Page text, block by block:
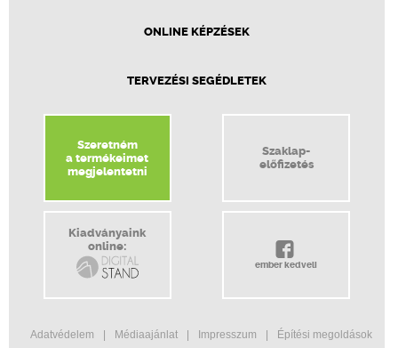
ONLINE KÉPZÉSEK
TERVEZÉSI SEGÉDLETEK
Szeretném
a termékeimet
megjelentetni
Szaklap-
előfizetés
Kiadványaink
online:
ember kedveli
Adatvédelem Médiaajánlat Impresszum Építési megoldások